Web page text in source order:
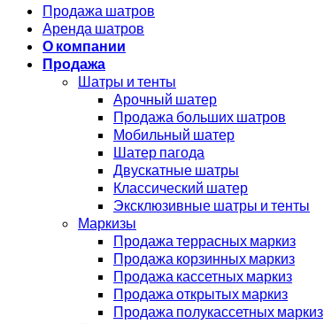
Продажа шатров
Аренда шатров
О компании
Продажа
Шатры и тенты
Арочный шатер
Продажа больших шатров
Мобильный шатер
Шатер пагода
Двускатные шатры
Классический шатер
Эксклюзивные шатры и тенты
Маркизы
Продажа террасных маркиз
Продажа корзинных маркиз
Продажа кассетных маркиз
Продажа открытых маркиз
Продажа полукассетных маркиз